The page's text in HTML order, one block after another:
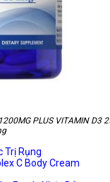
PLUS VITAMIN D3
Trị Rụng
C Body Cream